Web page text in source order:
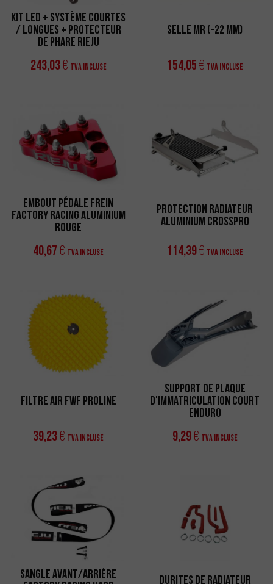
Kit Led + Système Courtes
/ Longues + Protecteur
de Phare Rieju
243,03€ TVA incluse
Selle MR (-22 mm)
154,05 € TVA incluse
Embout Pédale Frein
Factory Racing Aluminium
Rouge
40,67 € TVA incluse
Protection Radiateur
Aluminium CrossPro
114,39€ TVA incluse
Filtre Air FWF Proline
39,23€ TVA incluse
Support de Plaque
d'Immatriculation Court
Enduro
9,29€ TVA incluse
Sangle Avant/Arrière
Durites de radiateur